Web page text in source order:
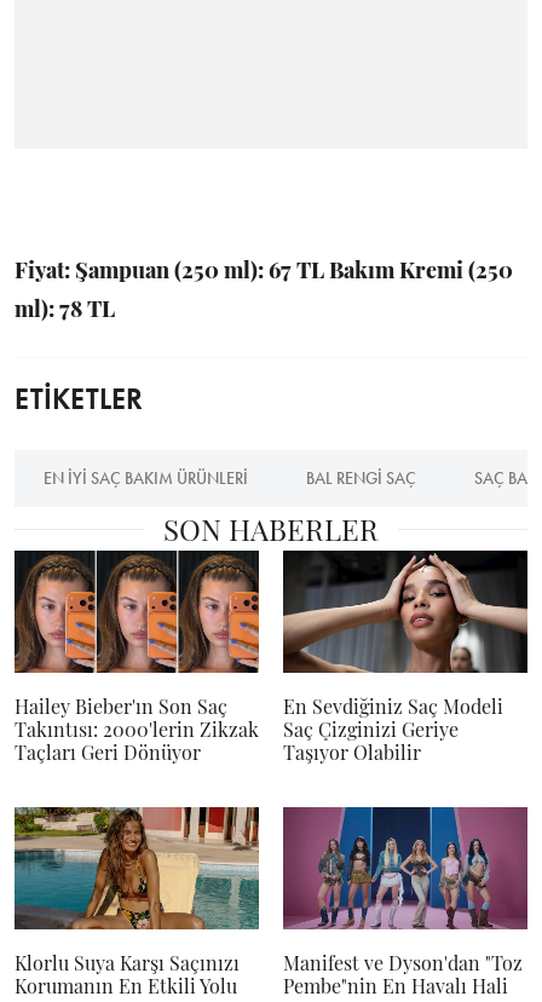
Fiyat: Şampuan (250 ml): 67 TL Bakım Kremi (250
ml): 78 TL
ETİKETLER
EN IYI SAÇ BAKIM ÜRÜNLERI BAL RENGI SAÇ SAÇ
SON HABERLER
Hailey Bieber'ın Son Saç
Takıntısı: 2000'lerin Zikzak
Taçları Geri Dönüyor
En Sevdiğiniz Saç Modeli
Saç Çizginizi Geriye
Taşıyor Olabilir
Klorlu Suya Karşı Saçınızı
Korumanın En Etkili Yolu
Manifest ve Dyson'dan "Toz
Pembe"nin En Havalı Hali